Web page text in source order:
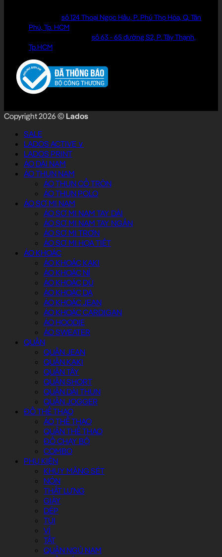
số 124 Thoại Ngọc Hầu, P. Phú Thọ Hòa, Q. Tân
Phú, Tp. HCM
số 63 - 65 đường S2, P. Tây Thạnh,
Tp.HCM
Copyright 2026 © Lados
SALE
LADOS ACTIVE ∨
LADOS PRINT
ÁO DÀI NAM
ÁO THUN NAM
ÁO THUN CỔ TRÒN
ÁO THUN POLO
ÁO SƠ MI NAM
ÁO SƠ MI NAM TAY DÀI
ÁO SƠ MI NAM TAY NGẮN
ÁO SƠ MI TRƠN
ÁO SƠ MI HỌA TIẾT
ÁO KHOÁC
ÁO KHOÁC KAKI
ÁO KHOÁC NỈ
ÁO KHOÁC DÙ
ÁO KHOÁC DA
ÁO KHOÁC JEAN
ÁO KHOÁC CARDIGAN
ÁO HOODIE
ÁO SWEATER
QUẦN
QUẦN JEAN
QUẦN KAKI
QUẦN TÂY
QUẦN SHORT
QUẦN DÀI THUN
QUẦN JOGGER
ĐỒ THỂ THAO
ÁO THỂ THAO
QUẦN THỂ THAO
ĐỒ CHẠY BỘ
COMBO
PHỤ KIỆN
KHUY MĂNG SÉT
NÓN
THẮT LƯNG
GIÀY
DÉP
TÚI
VÍ
TẤT
QUẦN NGỦ NAM